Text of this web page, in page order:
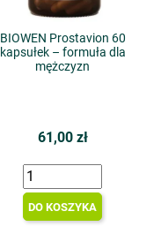
BIOWEN Prostavion 60
kapsułek – formuła dla
mężczyzn
61,00 zł
DO KOSZYKA